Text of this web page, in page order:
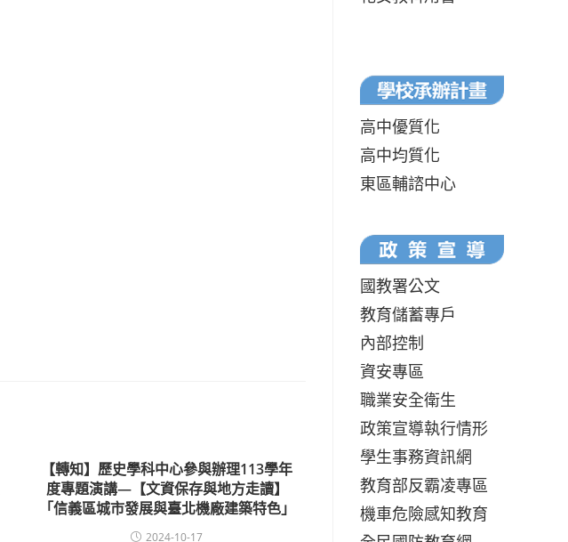
【轉知】歷史學科中心參與辦理113學年
度專題演講—【文資保存與地方走讀】
「信義區城市發展與臺北機廠建築特色」
2024-10-17
高中優質化
高中均質化
東區輔諮中心
國教署公文
教育儲蓄專戶
內部控制
資安專區
職業安全衛生
政策宣導執行情形
學生事務資訊網
教育部反霸凌專區
機車危險感知教育